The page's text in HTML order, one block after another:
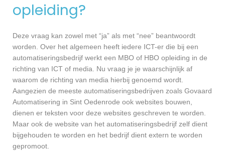
opleiding?
Deze vraag kan zowel met “ja” als met “nee” beantwoordt
worden. Over het algemeen heeft iedere ICT-er die bij een
automatiseringsbedrijf werkt een MBO of HBO opleiding in de
richting van ICT of media. Nu vraag je je waarschijnlijk af
waarom de richting van media hierbij genoemd wordt.
Aangezien de meeste automatiseringsbedrijven zoals Govaard
Automatisering in Sint Oedenrode ook websites bouwen,
dienen er teksten voor deze websites geschreven te worden.
Maar ook de website van het automatiseringsbedrijf zelf dient
bijgehouden te worden en het bedrijf dient extern te worden
gepromoot.